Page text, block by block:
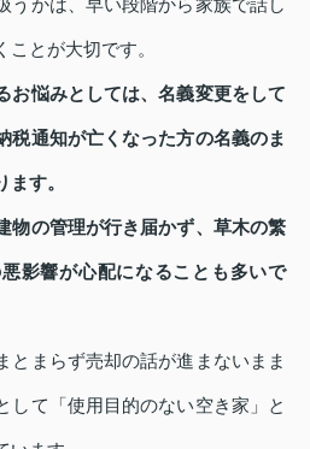
とが大切です。
お悩みとしては、名義変更をして
税通知が亡くなった方の名義のま
す。
物の管理が行き届かず、草木の繁
影響が心配になることも多いで
とまらず売却の話が進まないまま
して「使用目的のない空き家」と